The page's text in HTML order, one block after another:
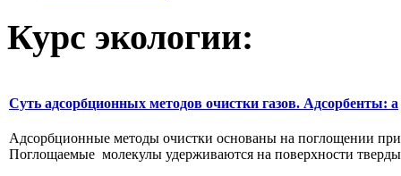
Курс экологии:
Суть адсорбционных методов очистки газов. Адсорбенты: а
Адсорбционные методы очистки основаны на поглощении
Поглощаемые молекулы удерживаются на поверхности